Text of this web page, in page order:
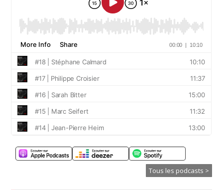
Tous les podcasts >